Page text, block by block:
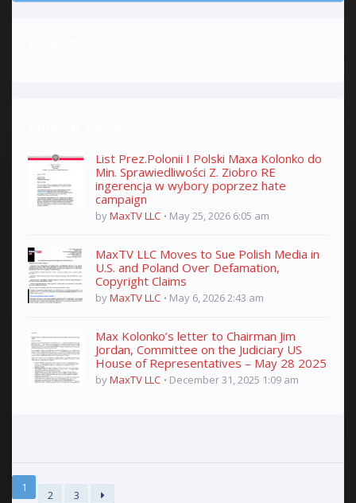
List Prez.Polonii I Polski Maxa Kolonko do
Min. Sprawiedliwości Z. Ziobro RE
ingerencja w wybory poprzez hate
campaign
byMaxTV LLC May 25, 2026 6:05 am
MaxTV LLC Moves to Sue Polish Media in
U.S. and Poland Over Defamation,
Copyright Claims
byMaxTV LLC May 6, 2026 2:43 am
Max Kolonko’s letter to Chairman Jim
Jordan, Committee on the Judiciary US
House of Representatives – May 28 2025
byMaxTV LLC December 31, 2025 1:09 am
1
2 3